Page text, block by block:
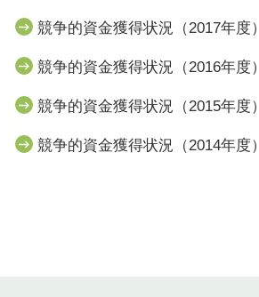
競争的資金獲得状況（2017年度）
競争的資金獲得状況（2016年度）
競争的資金獲得状況（2015年度）
競争的資金獲得状況（2014年度）